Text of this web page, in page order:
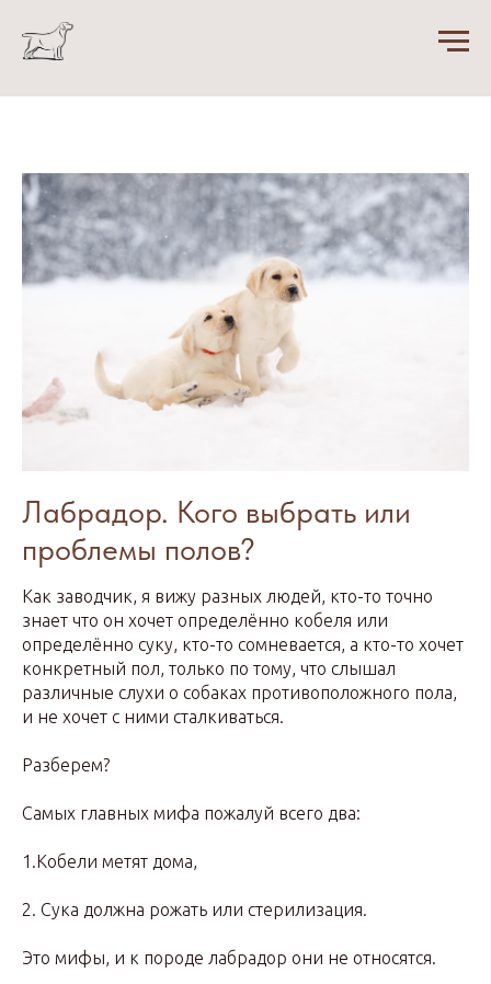
Лабрадор. Кого выбрать или
проблемы полов?
Как заводчик, я вижу разных людей, кто-то точно
знает что он хочет определённо кобеля или
определённо суку, кто-то сомневается, а кто-то хочет
конкретный пол, только по тому, что слышал
различные слухи о собаках противоположного пола,
и не хочет с ними сталкиваться.
Разберем?
Самых главных мифа пожалуй всего два:
1.Кобели метят дома,
2. Сука должна рожать или стерилизация.
Это мифы, и к породе лабрадор они не относятся.